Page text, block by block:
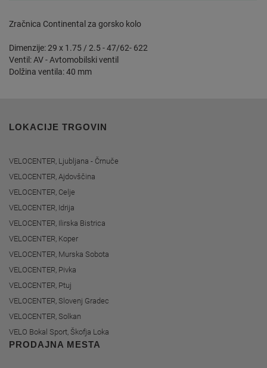
Zračnica Continental za gorsko kolo
Dimenzije: 29 x 1.75 / 2.5 - 47/62- 622
Ventil: AV - Avtomobilski ventil
Dolžina ventila: 40 mm
LOKACIJE TRGOVIN
VELOCENTER, Ljubljana - Črnuče
VELOCENTER, Ajdovščina
VELOCENTER, Celje
VELOCENTER, Idrija
VELOCENTER, Ilirska Bistrica
VELOCENTER, Koper
VELOCENTER, Murska Sobota
VELOCENTER, Pivka
VELOCENTER, Ptuj
VELOCENTER, Slovenj Gradec
VELOCENTER, Solkan
VELO Bokal Sport, Škofja Loka
PRODAJNA MESTA